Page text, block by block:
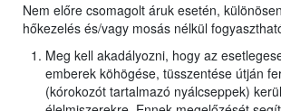
Nem előre csomagolt áruk esetén,
hőkezelés és/vagy mosás nélkül
Meg kell akadályozni, hogy az
emberek köhögése, tüsszentése útján
(kórokozót tartalmazó nyálcseppek)